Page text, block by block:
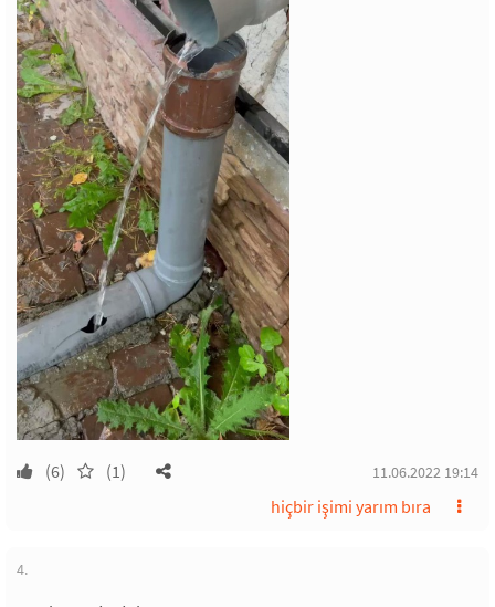
(6) (1) 11.06.2022 19:14
hiçbir işimi yarım bıra
4.